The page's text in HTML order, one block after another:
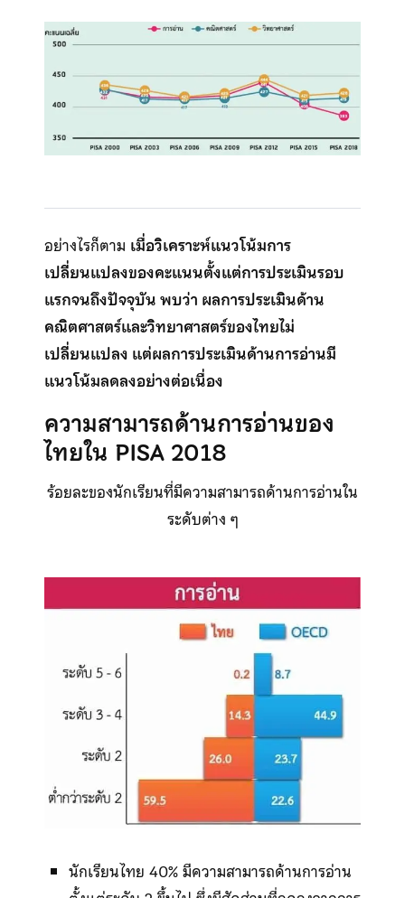
อย่างไรก็ตาม เมื่อวิเคราะห์แนวโน้มการ
เปลี่ยนแปลงของคะแนนตั้งแต่การประเมินรอบ
แรกจนถึงปัจจุบัน พบว่า ผลการประเมินด้าน
คณิตศาสตร์และวิทยาศาสตร์ของไทยไม่
เปลี่ยนแปลง แต่ผลการประเมินด้านการอ่านมี
แนวโน้มลดลงอย่างต่อเนื่อง
ความสามารถด้านการอ่านของ
ไทยใน PISA 2018
ร้อยละของนักเรียนที่มีความสามารถด้านการอ่านใน
ระดับต่าง ๆ
นักเรียนไทย 40% มีความสามารถด้านการอ่าน